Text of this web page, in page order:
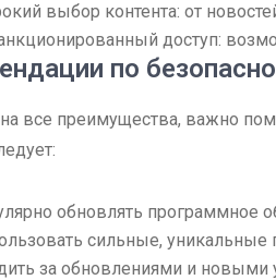
выбор контента: от
доступ:
по
все преимущества, важно
обновлять программное
сильные, уникальные
за обновлениями и новыми